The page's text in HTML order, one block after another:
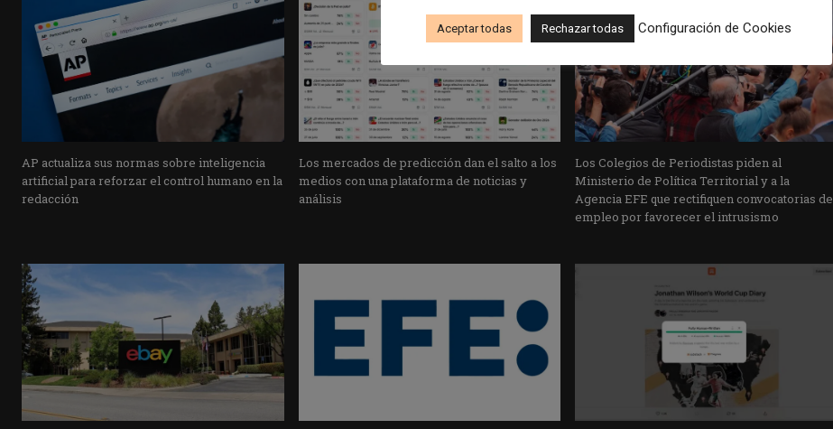
AP actualiza sus normas sobre inteligencia
artificial para reforzar el control humano en la
redacción
Los mercados de predicción dan el salto a los
medios con una plataforma de noticias y
análisis
Los Colegios de Periodistas piden al
Ministerio de Política Territorial y a la
Agencia EFE que rectifiquen convocatorias de
empleo por favorecer el intrusismo
Aceptar todas Rechazar todas Configuración de Cookies